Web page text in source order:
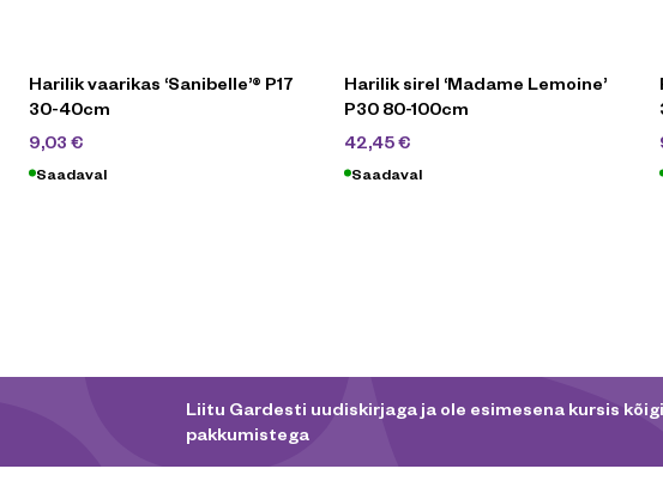
Harilik vaarikas ‘Sanibelle’® P17
30-40cm
9,03 €
Saadaval
Harilik sirel ‘Madame Lemoine’
P30 80-100cm
42,45€
Saadaval
Liitu Gardesti uudiskirjaga ja ole esimesena kursis
pakkumistega